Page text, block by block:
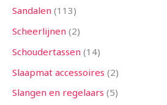
Sandalen 113
Scheerlijnen 2
Schoudertassen 14
Slaapmat accessoires 2
Slangen en regelaars 5